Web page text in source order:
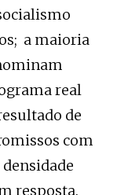
a maioria
real
de
com
resposta.